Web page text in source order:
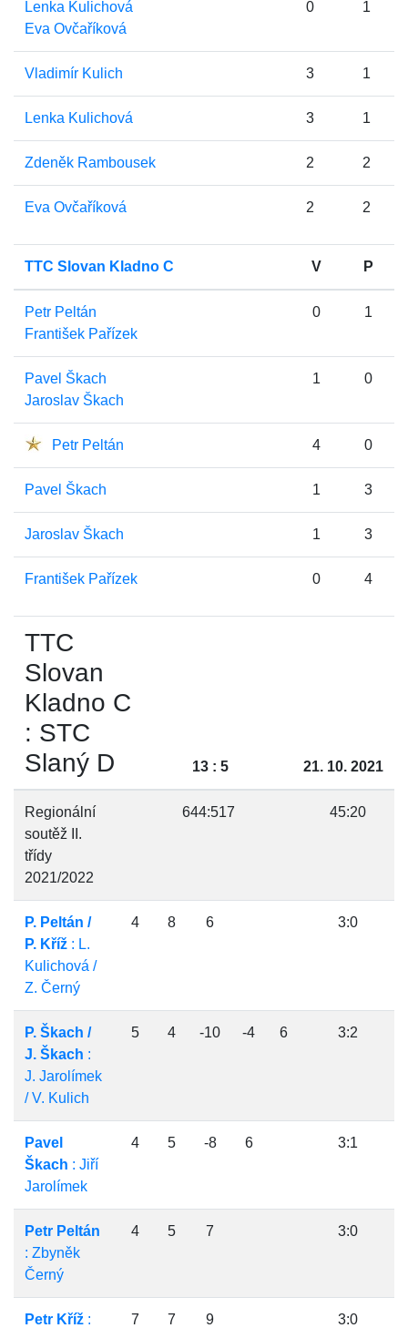
Lenka Kulichová
Eva Ovčaříková
0 1
Vladimír Kulich 3 1
Lenka Kulichová 3 1
Zdeněk Rambousek 2 2
Eva Ovčaříková 2 2
TTC Slovan Kladno C V P
Petr Peltán
František Pařízek
0 1
Pavel Škach
Jaroslav Škach
1 0
Petr Peltán 4 0
Pavel Škach 1 3
Jaroslav Škach 1 3
František Pařízek 0 4
TTC
Slovan
Kladno C
: STC
Slaný D
13 : 5 21. 10. 2021
Regionální
soutěž II.
třídy
2021/2022
644:517 45:20
P. Peltán /
P. Kříž : L.
Kulichová /
Z. Černý
4 8 6 3:0
P. Škach /
J. Škach :
J. Jarolímek
/ V. Kulich
5 4 -10 -4 6 3:2
Pavel
Škach : Jiří
Jarolímek
4 5 -8 6 3:1
Petr Peltán
: Zbyněk
Černý
4 5 7 3:0
Petr Kříž :
7 7 9 3:0